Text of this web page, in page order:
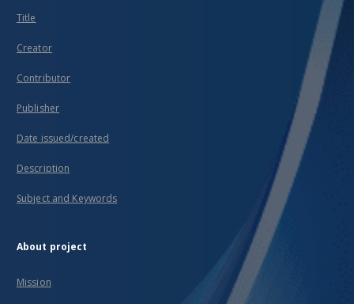
Title
Creator
Contributor
Publisher
Date issued/created
Description
Subject and Keywords
About project
Mission